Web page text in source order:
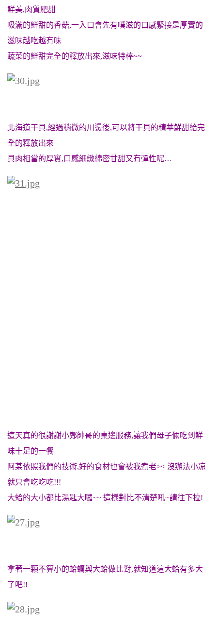
鮮美,肉質肥甜
吸滿的鮮甜的香菇,一入口會先有噗滋的口感緊接是厚實的
滋味越吃越有味
蔬菜的鮮甜完全的釋放出來,滋味特棒~~
北海道干貝,經過稍微的川燙後,可以將干貝的精華鮮甜給完
全的釋放出來
貝肉相當的厚實,口感細緻綿密甘甜又有彈性呢…
這天真的很謝謝小鄭帥哥的桌邊服務,讓我們母子倆吃到鮮
味十足的一餐
阿某依照我們的技術,好的食材也會被我煮老>< 沒辦法小凉
就只會吃吃吃!!!
大蛤的大小都比湯匙大囉~~ 這樣對比不清楚吼~請往下拉!
拿著一顆不算小的蛤蠣與大蛤做比對,就知道這大蛤有多大
了吧!!